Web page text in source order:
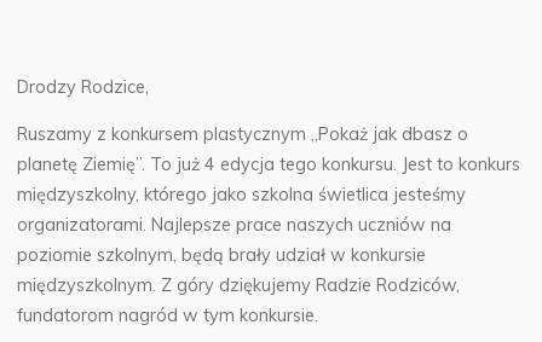
Drodzy Rodzice,
Ruszamy z konkursem plastycznym „Pokaż jak dbasz o
planetę Ziemię”. To już 4 edycja tego konkursu. Jest to konkurs
międzyszkolny, którego jako szkolna świetlica jesteśmy
organizatorami. Najlepsze prace naszych uczniów na
poziomie szkolnym, będą brały udział w konkursie
międzyszkolnym. Z góry dziękujemy Radzie Rodziców,
fundatorom nagród w tym konkursie.